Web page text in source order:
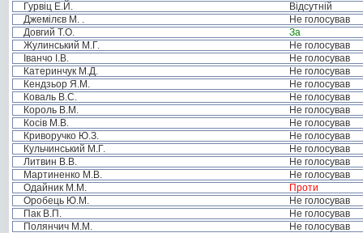
Гурвіц Е.Й.
Відсутній
Джемілєв М. .
Не голосував
Довгий Т.О.
За
Жулинський М.Г.
Не голосував
Іванчо І.В.
Не голосував
Катеринчук М.Д.
Не голосував
Кендзьор Я.М.
Не голосував
Коваль В.С.
Не голосував
Король В.М.
Не голосував
Косів М.В.
Не голосував
Криворучко Ю.З.
Не голосував
Кульчинський М.Г.
Не голосував
Литвин В.В.
Не голосував
Мартиненко М.В.
Не голосував
Одайник М.М.
Проти
Оробець Ю.М.
Не голосував
Пак В.П.
Не голосував
Полянчич М.М.
Не голосував